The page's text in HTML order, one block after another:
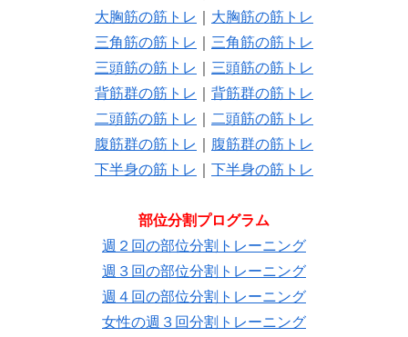
大胸筋の筋トレ
大胸筋の筋トレ
三角筋の筋トレ
三角筋の筋トレ
三頭筋の筋トレ
三頭筋の筋トレ
背筋群の筋トレ
背筋群の筋トレ
二頭筋の筋トレ
二頭筋の筋トレ
腹筋群の筋トレ
腹筋群の筋トレ
下半身の筋トレ
下半身の筋トレ
部位分割プログラム
週２回の部位分割トレーニング
週３回の部位分割トレーニング
週４回の部位分割トレーニング
女性の週３回分割トレーニング